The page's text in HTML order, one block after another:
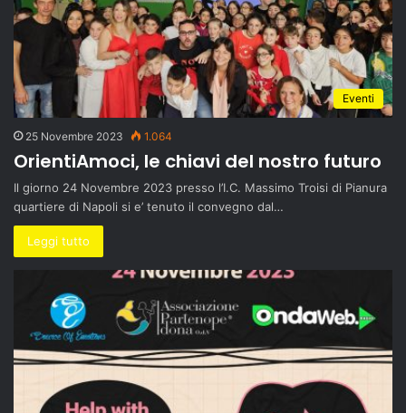
Eventi
25 Novembre 2023 1.064
OrientiAmoci, le chiavi del nostro futuro
Il giorno 24 Novembre 2023 presso l’I.C. Massimo Troisi di Pianura
quartiere di Napoli si e’ tenuto il convegno dal…
Leggi tutto